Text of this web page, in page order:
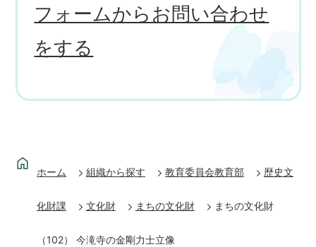
フォームからお問い合わせ
をする
ホーム 組織から探す 教育委員会教育部 歴史文
化財課 文化財 まちの文化財 まちの文化財
（102） 今滝寺の金剛力士立像